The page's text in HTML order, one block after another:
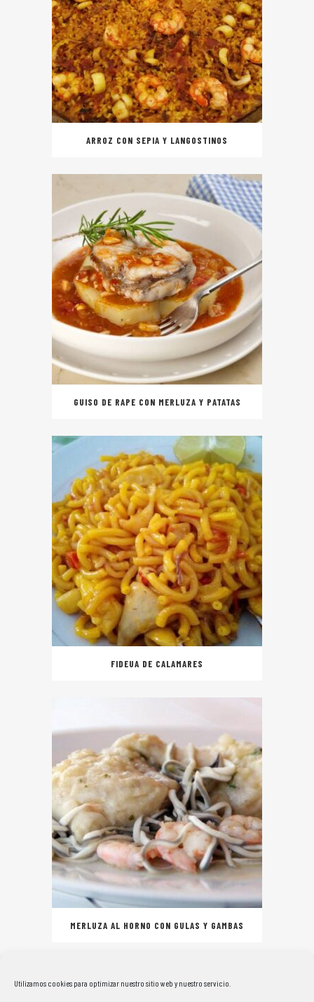
Utilizamos cookies para optimizar nuestro sitio web y nuestro servicio.
ARROZ CON SEPIA Y LANGOSTINOS
GUISO DE RAPE CON MERLUZA Y PATATAS
FIDEUA DE CALAMARES
MERLUZA AL HORNO CON GULAS Y GAMBAS